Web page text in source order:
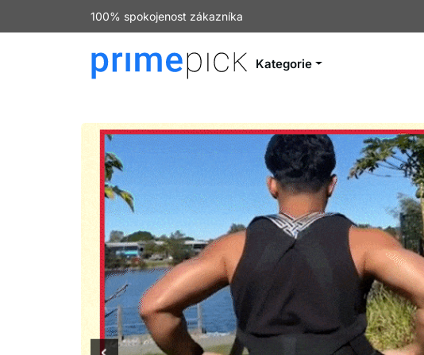
100% spokojenost zákazníka
Kategorie